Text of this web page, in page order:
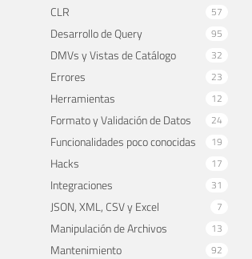
CLR 57
Desarrollo de Query 95
DMVs y Vistas de Catálogo 32
Errores 23
Herramientas 12
Formato y Validación de Datos 24
Funcionalidades poco conocidas 19
Hacks 17
Integraciones 31
JSON, XML, CSV y Excel 7
Manipulación de Archivos 13
Mantenimiento 92